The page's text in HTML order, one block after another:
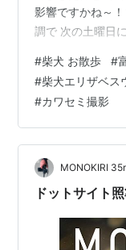
影響ですかね～
調で 次の土曜日
糸まで お腹の傷
ゃね～！ ところ
ェアが濡れない
それでも 今年は
天国の大吉パパ
れてる…
#柴犬 お散歩 #
#柴犬エリザベス
#カワセミ撮影
MONOKIRI
ドットサイト